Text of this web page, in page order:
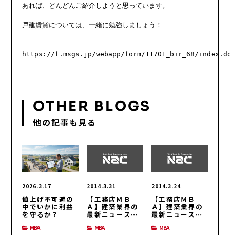
あれば、どんどんご紹介しようと思っています。
戸建賃貸については、一緒に勉強しましょう！
https://f.msgs.jp/webapp/form/11701_bir_68/
OTHER BLOGS
他の記事も見る
2026.3.17
値上げ不可避の
中でいかに利益
を守るか？
MBA
2014.3.31
【工務店ＭＢ
Ａ】建築業界の
最新ニュース
MBA
2014.3.24
【工務店ＭＢ
Ａ】建築業界の
最新ニュース
MBA